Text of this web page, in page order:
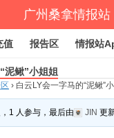
广州桑拿情报站
值 报告区 情报站
文章归档
泥鳅”小姐姐
› 白云LY会一字马的“泥鳅”
1 人参与，最后由 JIN 更